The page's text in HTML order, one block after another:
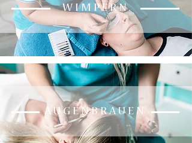
W I M P E R N
A U G E N B R A U E N